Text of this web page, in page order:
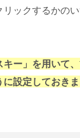
リックするかの
キー」を用いて
設定しておき